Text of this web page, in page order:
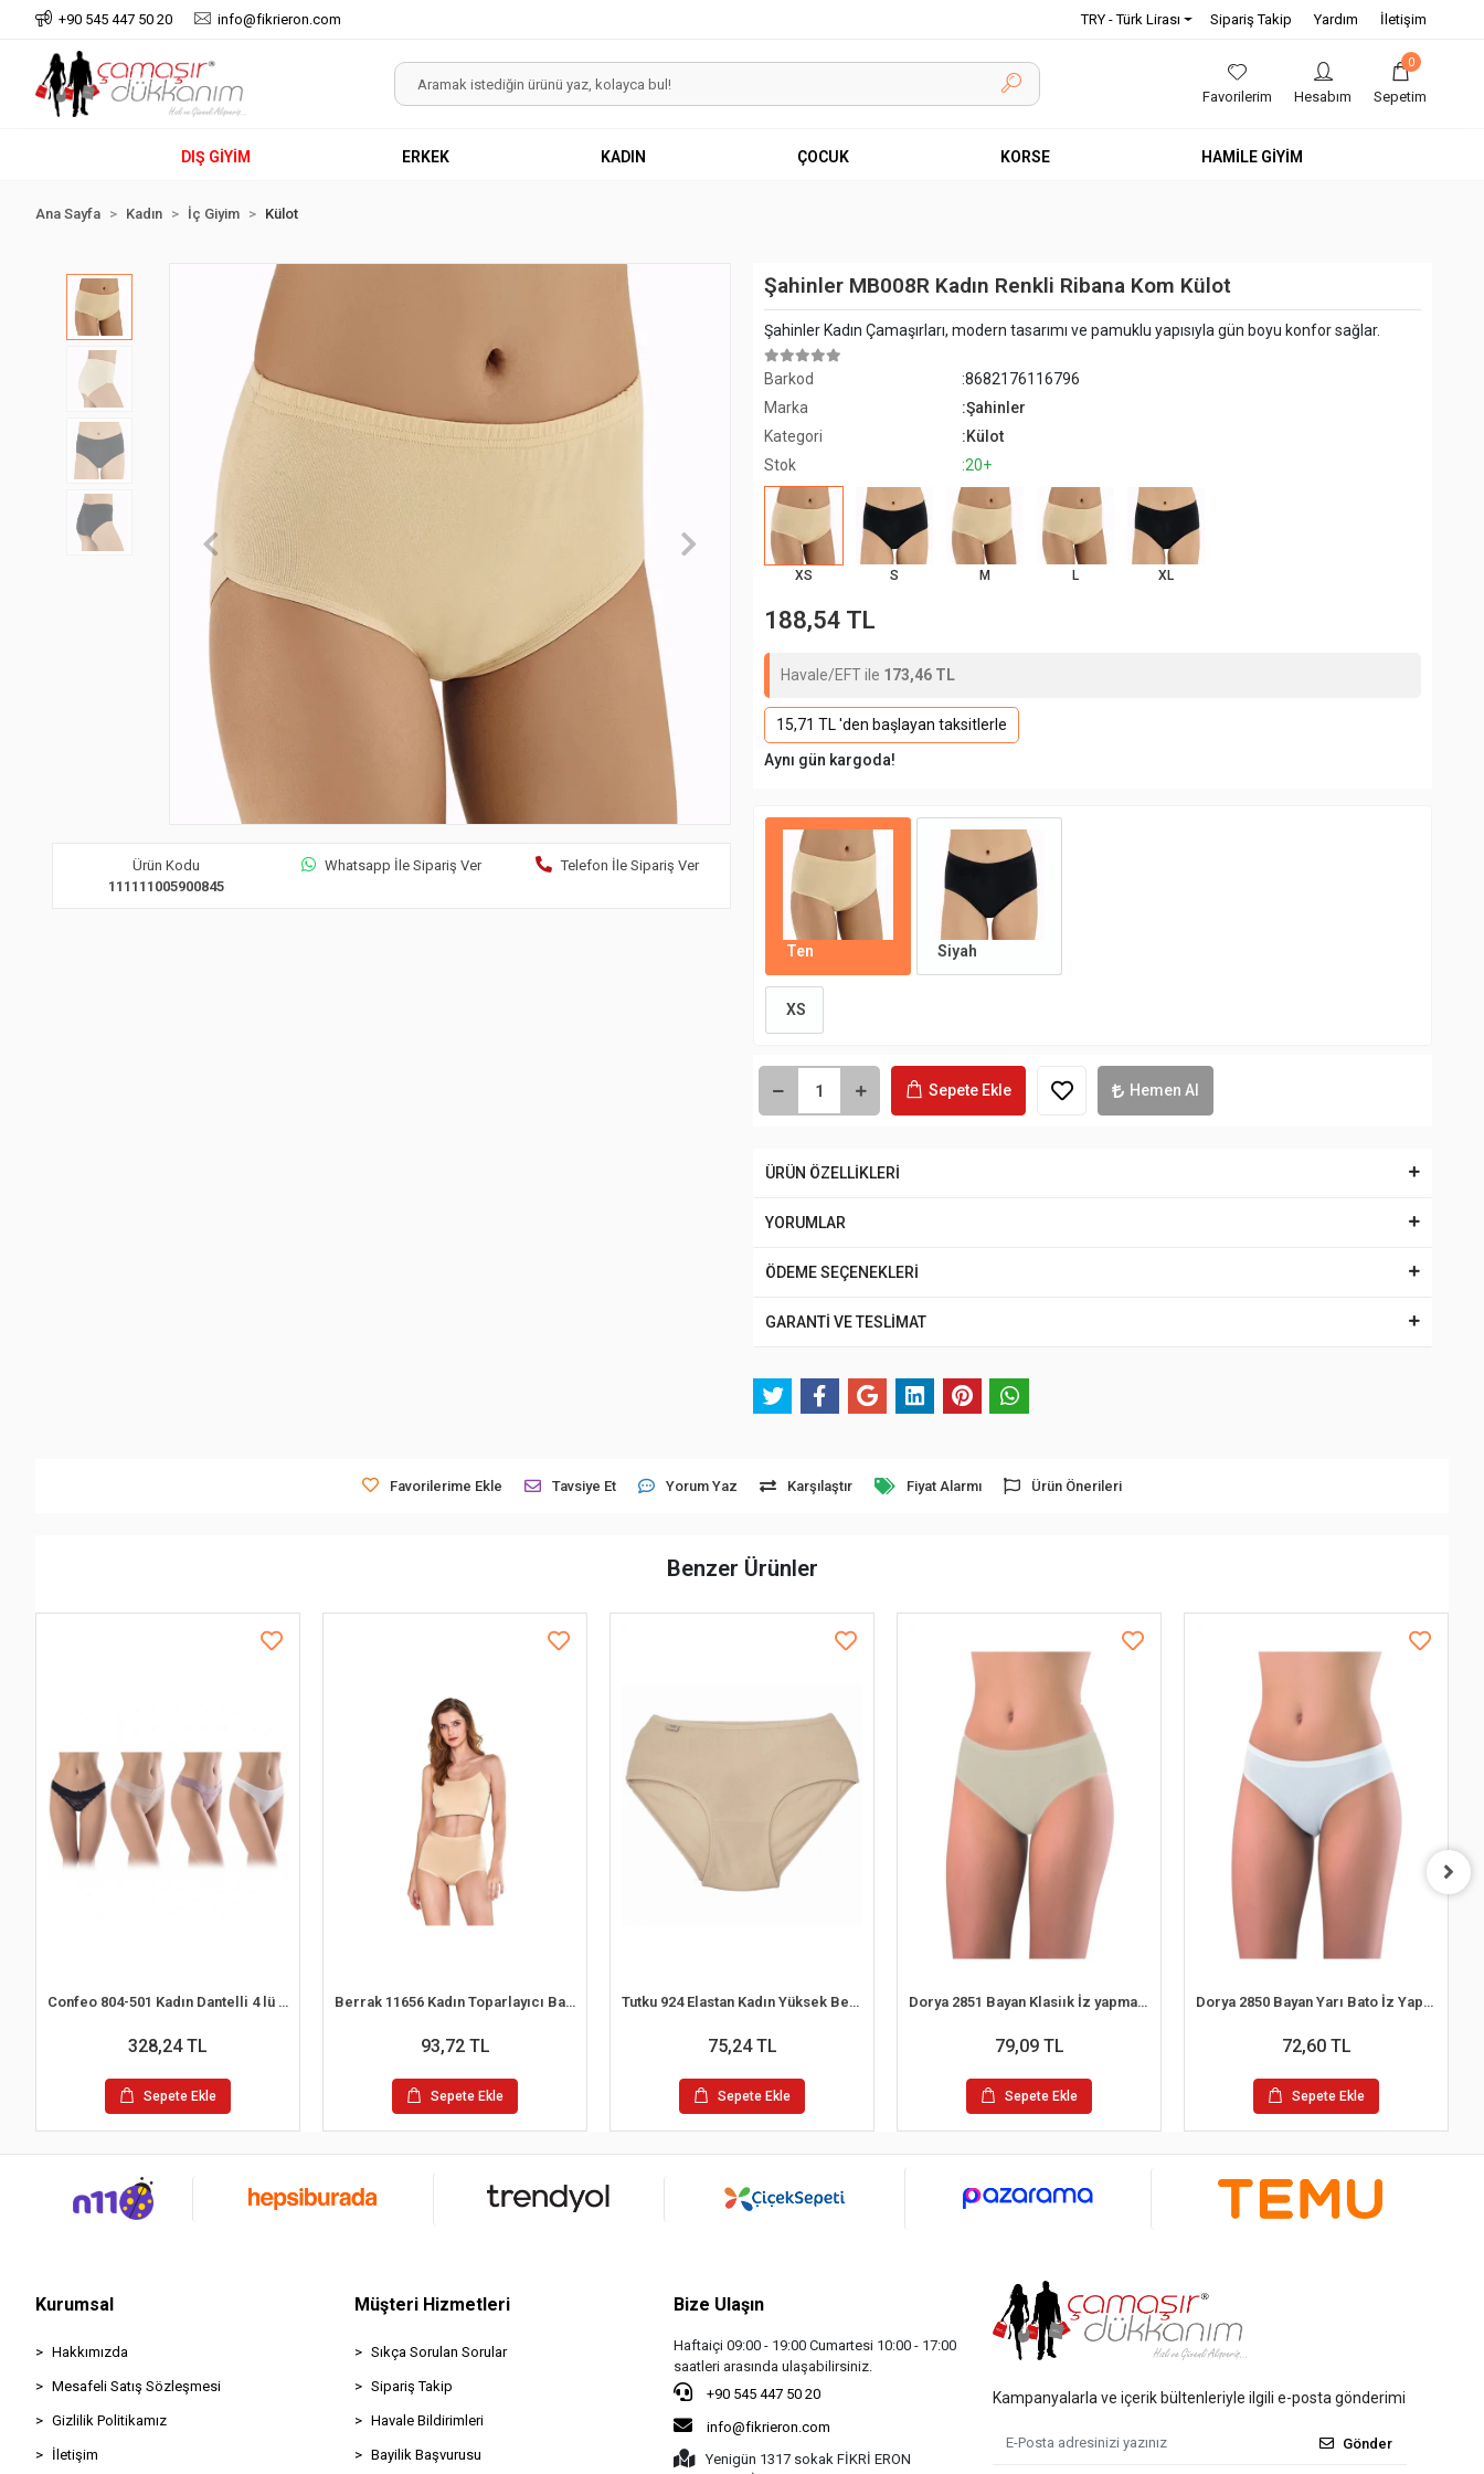
+90 545 447 50 20 info@fikrieron.com TRY - Türk Lirası Sipariş Takip Yardım İletişim
Favorilerim Hesabım
0
Sepetim
DIŞ GİYİM ERKEK KADIN ÇOCUK KORSE HAMİLE GİYİM
Ana Sayfa Kadın İç Giyim Külot
Ürün Kodu
111111005900845
Whatsapp İle Sipariş Ver Telefon İle Sipariş Ver
Şahinler MB008R Kadın Renkli Ribana Kom Külot
Şahinler Kadın Çamaşırları, modern tasarımı ve pamuklu yapısıyla gün boyu konfor sağlar.
Barkod
:8682176116796
Marka
:Şahinler
Kategori
:Külot
Stok
:20+
XS S M L XL
188,54 TL
Havale/EFT ile 173,46 TL
15,71 TL 'den başlayan taksitlerle
Aynı gün kargoda!
Ten Siyah
XS
Sepete Ekle Hemen Al
ÜRÜN ÖZELLİKLERİ
YORUMLAR
ÖDEME SEÇENEKLERİ
GARANTİ VE TESLİMAT
Favorilerime Ekle Tavsiye Et Yorum Yaz Karşılaştır Fiyat Alarmı Ürün Önerileri
Benzer Ürünler
Confeo 804-501 Kadın Dantelli 4 lü Tanga Külot
328,24 TL
Sepete Ekle
Berrak 11656 Kadın Toparlayıcı Bato Külot
93,72 TL
Sepete Ekle
Tutku 924 Elastan Kadın Yüksek Bel Külot
75,24 TL
Sepete Ekle
Dorya 2851 Bayan Klasiık İz yapmaz Bato Külot
79,09 TL
Sepete Ekle
Dorya 2850 Bayan Yarı Bato İz Yapmaz Külot
72,60 TL
Sepete Ekle
Kurumsal
Hakkımızda
Mesafeli Satış Sözleşmesi
Gizlilik Politikamız
İletişim
Müşteri Hizmetleri
Sıkça Sorulan Sorular
Sipariş Takip
Havale Bildirimleri
Bayilik Başvurusu
Bize Ulaşın
Haftaiçi 09:00 - 19:00 Cumartesi 10:00 - 17:00
saatleri arasında ulaşabilirsiniz.
+90 545 447 50 20
info@fikrieron.com
Yenigün 1317 sokak FİKRİ ERON
Kampanyalarla ve içerik bültenleriyle ilgili e-posta gönderimi
Gönder